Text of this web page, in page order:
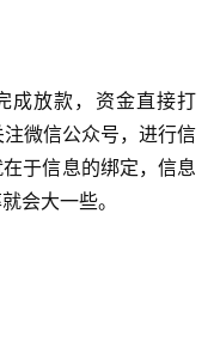
成放款，资金直接打
微信公众号，进行信
于信息的绑定，信息
会大一些。